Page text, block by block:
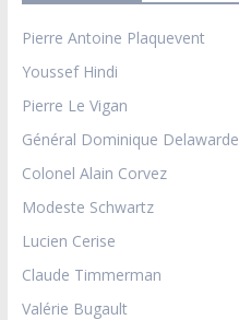
Pierre Antoine Plaquevent
Youssef Hindi
Pierre Le Vigan
Général Dominique Delawarde
Colonel Alain Corvez
Modeste Schwartz
Lucien Cerise
Claude Timmerman
Valérie Bugault